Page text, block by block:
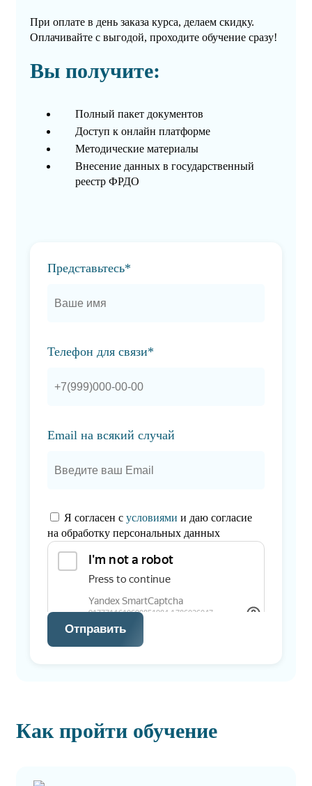
При оплате в день заказа курса, делаем скидку.
Оплачивайте с выгодой, проходите обучение сразу!
Вы получите:
Полный пакет документов
Доступ к онлайн платформе
Методические материалы
Внесение данных в государственный
реестр ФРДО
Представьтесь*
Телефон для связи*
Email на всякий случай
Я согласен с условиями и даю согласие
на обработку персональных данных
Отправить
Как пройти обучение